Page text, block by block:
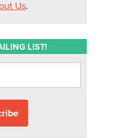
Us.
LIST!